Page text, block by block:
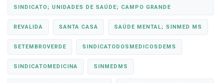
SINDICATO; UNIDADES DE SAÚDE; CAMPO GRANDE
REVALIDA SANTA CASA SAÚDE MENTAL; SINMED MS
SETEMBROVERDE SINDICATODOSMEDICOSDEMS
SINDICATOMEDICINA SINMEDMS